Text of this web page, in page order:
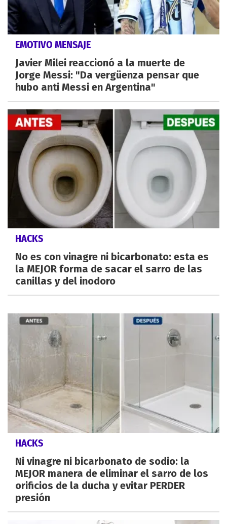
EMOTIVO MENSAJE
Javier Milei reaccionó a la muerte de
Jorge Messi: "Da vergüenza pensar que
hubo anti Messi en Argentina"
HACKS
No es con vinagre ni bicarbonato: esta es
la MEJOR forma de sacar el sarro de las
canillas y del inodoro
HACKS
Ni vinagre ni bicarbonato de sodio: la
MEJOR manera de eliminar el sarro de los
orificios de la ducha y evitar PERDER
presión